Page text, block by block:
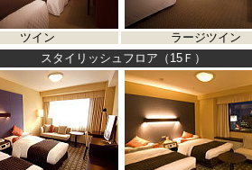
ツイン ラージツイン
スタイリッシュフロア（15Ｆ）